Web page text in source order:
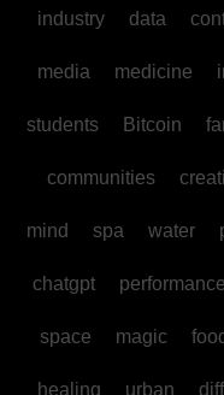
industry data
media medicine
students Bitcoin
communities
mind spa water
chatgpt performance
space magic
healing urban